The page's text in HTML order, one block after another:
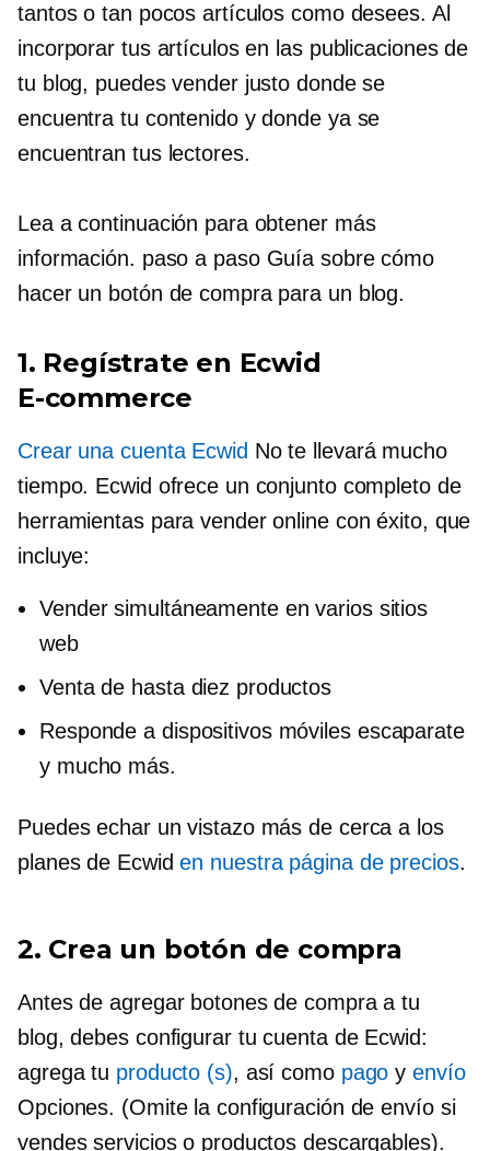
tantos o tan pocos artículos como desees. Al
incorporar tus artículos en las publicaciones de
tu blog, puedes vender justo donde se
encuentra tu contenido y donde ya se
encuentran tus lectores.
Lea a continuación para obtener más
información. paso a pasoGuía sobre cómo
hacer un botón de compra para un blog.
1. Regístrate en Ecwid
E-commerce
Crear una cuenta Ecwid No te llevará mucho
tiempo. Ecwid ofrece un conjunto completo de
herramientas para vender online con éxito, que
incluye:
Vender simultáneamente en varios sitios
web
Venta de hasta diez productos
Responde a dispositivos móvilesescaparate
y mucho más.
Puedes echar un vistazo más de cerca a los
planes de Ecwiden nuestra página de precios.
2. Crea un botón de compra
Antes de agregar botones de compra a tu
blog, debes configurar tu cuenta de Ecwid:
agrega tu producto (s), así como pago yenvío
Opciones. (Omite la configuración de envío si
vendes servicios o productos descargables).